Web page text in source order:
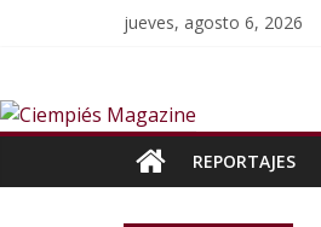
jueves, agosto 6, 2026
REPORTAJES